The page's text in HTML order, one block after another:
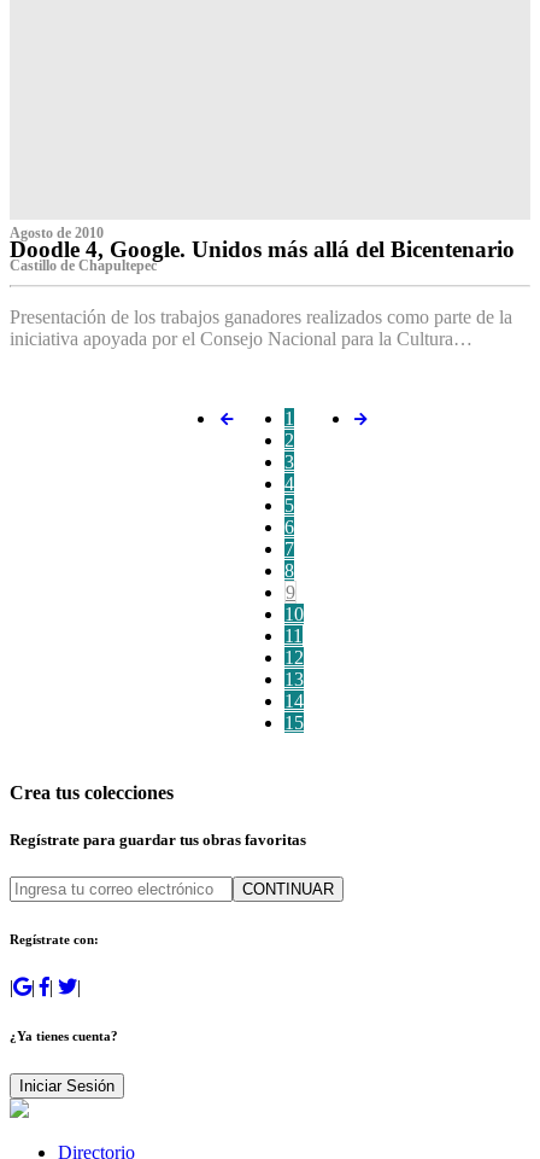
Agosto de 2010
Doodle 4, Google. Unidos más allá del Bicentenario
Castillo de Chapultepec
Presentación de los trabajos ganadores realizados como parte de la
iniciativa apoyada por el Consejo Nacional para la Cultura…
1
2
3
4
5
6
7
8
9
10
11
12
13
14
15
Crea tus colecciones
Regístrate para guardar tus obras favoritas
CONTINUAR
Regístrate con:
| | | |
¿Ya tienes cuenta?
Iniciar Sesión
Directorio